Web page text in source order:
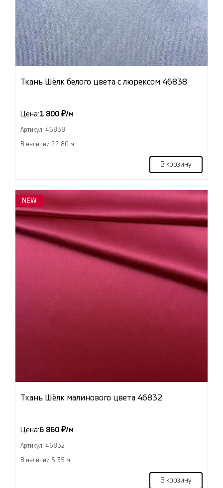
Ткань Шёлк белого цвета с люрексом 46838
Цена:1 800 ₽/м
Артикул: 46838
В наличии 22.80 м
В корзину
NEW
Ткань Шёлк малинового цвета 46832
Цена:6 860 ₽/м
Артикул: 46832
В наличии 5.35 м
В корзину